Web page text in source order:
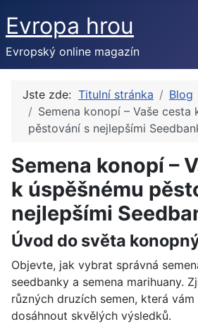
Evropa hrou
Evropský online magazín
Jste zde: Titulní stránka
Blog
Semena konopí – Vaše cesta
pěstování s nejlepšími
Semena konopí –
k úspěšnému
nejlepšími
Úvod do světa
Objevte, jak vybrat správná
seedbanky a semena marihuany.
různých druzích semen, která
dosáhnout skvělých výsledků.